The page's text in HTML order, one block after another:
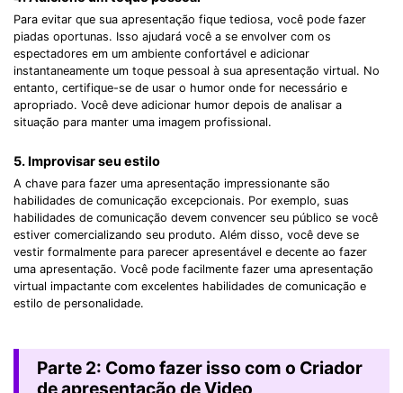
Para evitar que sua apresentação fique tediosa, você pode fazer
piadas oportunas. Isso ajudará você a se envolver com os
espectadores em um ambiente confortável e adicionar
instantaneamente um toque pessoal à sua apresentação virtual. No
entanto, certifique-se de usar o humor onde for necessário e
apropriado. Você deve adicionar humor depois de analisar a
situação para manter uma imagem profissional.
5. Improvisar seu estilo
A chave para fazer uma apresentação impressionante são
habilidades de comunicação excepcionais. Por exemplo, suas
habilidades de comunicação devem convencer seu público se você
estiver comercializando seu produto. Além disso, você deve se
vestir formalmente para parecer apresentável e decente ao fazer
uma apresentação. Você pode facilmente fazer uma apresentação
virtual impactante com excelentes habilidades de comunicação e
estilo de personalidade.
Parte 2: Como fazer isso com o Criador
de apresentação de Video